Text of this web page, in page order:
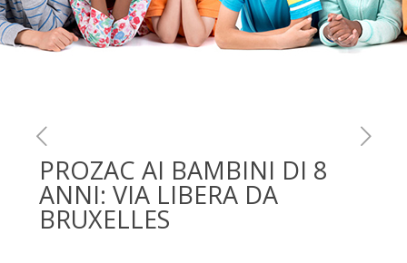
PROZAC AI BAMBINI DI 8
ANNI: VIA LIBERA DA
BRUXELLES